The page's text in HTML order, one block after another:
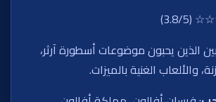
:
الذين يحبون موضوعات أسطورة آرثر،
والألعاب الغنية بالميزات.